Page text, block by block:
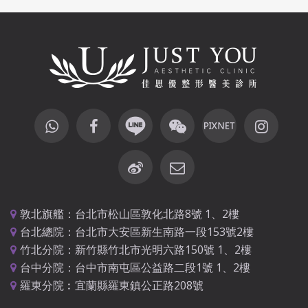
敦北旗艦：台北市松山區敦化北路8號 1、2樓
台北總院：台北市大安區新生南路一段153號2樓
竹北分院：新竹縣竹北市光明六路150號 1、2樓
台中分院：台中市南屯區公益路二段1號 1、2樓
羅東分院︰宜蘭縣羅東鎮公正路208號